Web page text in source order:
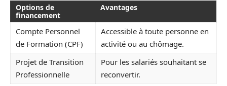
Options de
financement
Avantages
Compte Personnel
de Formation (CPF)
Accessible à toute personne en
activité ou au chômage.
Projet de Transition
Professionnelle
Pour les salariés souhaitant se
reconvertir.